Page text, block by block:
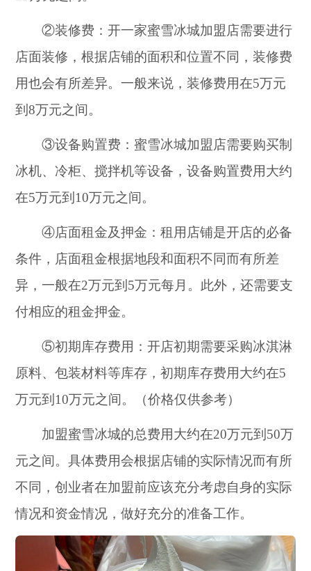
②装修费：开一家蜜雪冰城加盟店需要进行
店面装修，根据店铺的面积和位置不同，装修费
用也会有所差异。一般来说，装修费用在5万元
到8万元之间。
③设备购置费：蜜雪冰城加盟店需要购买制
冰机、冷柜、搅拌机等设备，设备购置费用大约
在5万元到10万元之间。
④店面租金及押金：租用店铺是开店的必备
条件，店面租金根据地段和面积不同而有所差
异，一般在2万元到5万元每月。此外，还需要支
付相应的租金押金。
⑤初期库存费用：开店初期需要采购冰淇淋
原料、包装材料等库存，初期库存费用大约在5
万元到10万元之间。（价格仅供参考）
加盟蜜雪冰城的总费用大约在20万元到50万
元之间。具体费用会根据店铺的实际情况而有所
不同，创业者在加盟前应该充分考虑自身的实际
情况和资金情况，做好充分的准备工作。